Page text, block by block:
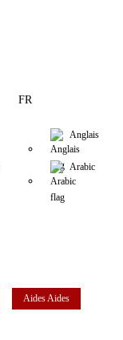
FR
Anglais
Arabic
AidesAides